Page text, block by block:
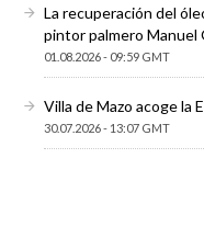
La recuperación del
pintor palmero Manuel
01.08.2026 - 09:59 GMT
Villa de Mazo acoge la
30.07.2026 - 13:07 GMT